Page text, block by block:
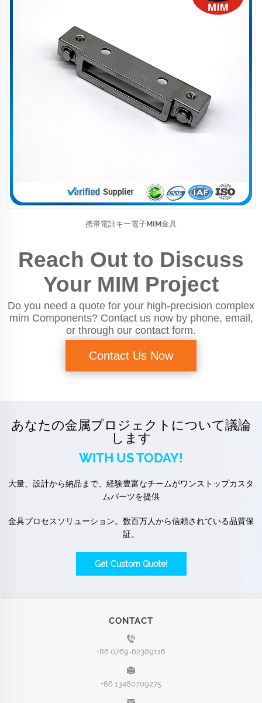
携帯電話キー電子MIM金具
Reach Out to Discuss
Your MIM Project
Do you need a quote for your high-precision complex
mim Components? Contact us now by phone, email,
or through our contact form.
Contact Us Now
あなたの金属プロジェクトについて議論
します
WITH US TODAY!
大量、設計から納品まで、経験豊富なチームがワンストップカスタ
ムパーツを提供
金具プロセスソリューション。数百万人から信頼されている品質保
証。
Get Custom Quote!
CONTACT
+86 0769-82389116
+86 13480709275